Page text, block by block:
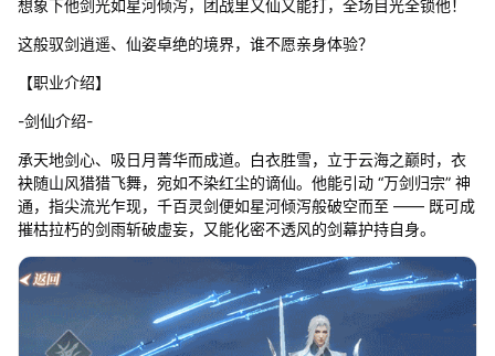
想象下他剑光如星河倾泻，团战里又仙又能打，全场目光全锁他！
这般驭剑逍遥、仙姿卓绝的境界，谁不愿亲身体验？
【职业介绍】
-剑仙介绍-
承天地剑心、吸日月菁华而成道。白衣胜雪，立于云海之巅时，衣
袂随山风猎猎飞舞，宛如不染红尘的谪仙。他能引动 “万剑归宗” 神
通，指尖流光乍现，千百灵剑便如星河倾泻般破空而至 —— 既可成
摧枯拉朽的剑雨斩破虚妄，又能化密不透风的剑幕护持自身。